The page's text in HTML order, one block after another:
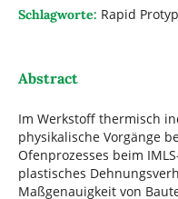
Schlagworte: Rapid
Abstract
Im Werkstoff thermisch
physikalische Vorgänge
Ofenprozesses beim
plastisches
Maßgenauigkeit von